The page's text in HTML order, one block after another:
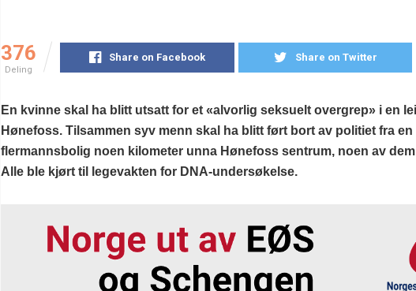
376
Deling
Share on Facebook Share on Twitter
En kvinne skal ha blitt utsatt for et «alvorlig seksuelt overgrep» i en
Hønefoss. Tilsammen syv menn skal ha blitt ført bort av politiet fra en
flermannsbolig noen kilometer unna Hønefoss sentrum, noen av
Alle ble kjørt til legevakten for DNA-undersøkelse.